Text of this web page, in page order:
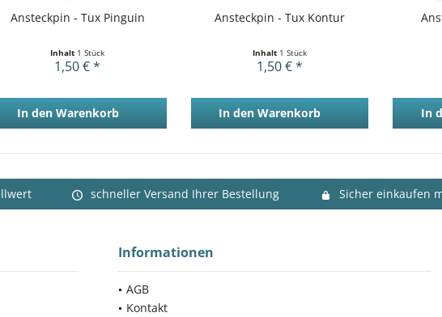
Ansteckpin - Tux Pinguin
Inhalt 1 Stück
1,50 € *
In den Warenkorb
Ansteckpin - Tux Kontur
Inhalt 1 Stück
1,50 € *
In den Warenkorb In
schneller Versand Ihrer Bestellung Sicher einkaufen
Informationen
AGB
Kontakt